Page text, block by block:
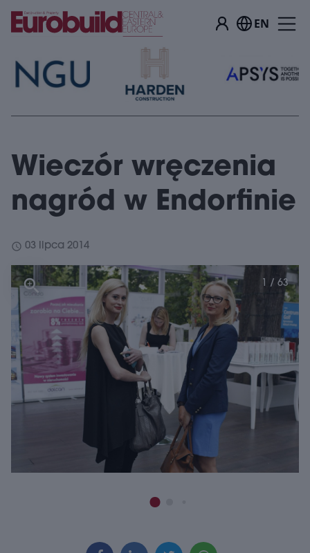
EN
Wieczór wręczenia
nagród w Endorfinie
schedule 03 lipca 2014
1 / 63